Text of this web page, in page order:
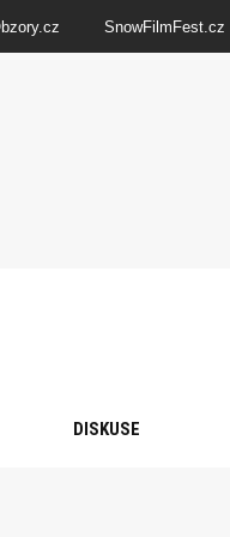
SnowFilmFest.cz
DISKUSE